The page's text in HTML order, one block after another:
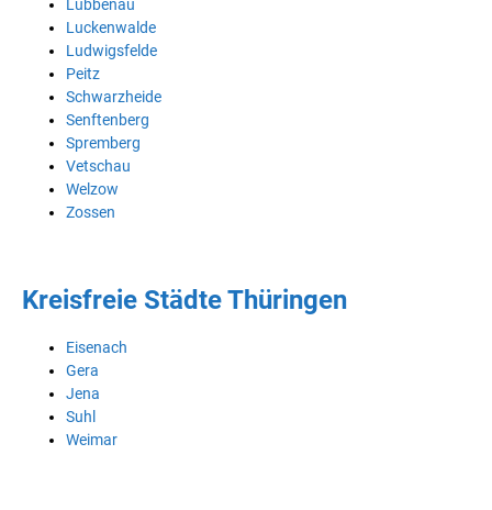
Lübbenau
Luckenwalde
Ludwigsfelde
Peitz
Schwarzheide
Senftenberg
Spremberg
Vetschau
Welzow
Zossen
Kreisfreie Städte Thüringen
Eisenach
Gera
Jena
Suhl
Weimar